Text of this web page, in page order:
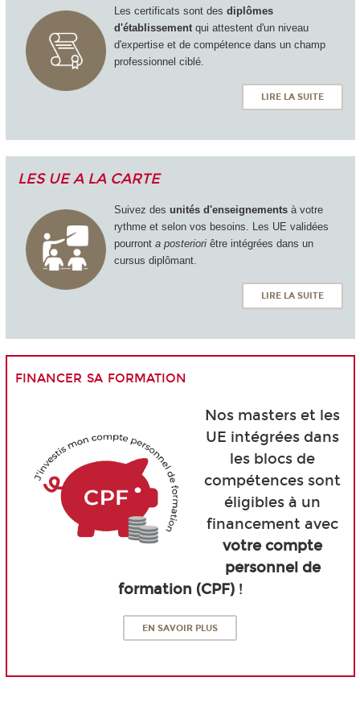
Les certificats sont des diplômes
d'établissementqui attestent d'un niveau
d'expertise et de compétence dans un champ
professionnel ciblé.
LIRE LA SUITE
LES UE A LA CARTE
Suivez des unités d'enseignementsà votre
rythme et selon vos besoins. Les UE validées
pourront a posterioriêtre intégrées dans un
cursus diplômant.
LIRE LA SUITE
financer sa formation
Nos masters et les
UE intégrées dans
les blocs de
compétences sont
éligibles à un
financement avec
votre compte
personnel de
formation (CPF)!
EN SAVOIR PLUS